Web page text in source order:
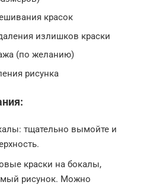
красок
излишков краски
(по желанию)
рисунка
тщательно вымойте и
краски на бокалы,
рисунок. Можно